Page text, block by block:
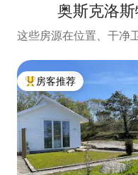
奥斯克洛
这些房源在位置、干净
热门「房客推荐」
房客推荐